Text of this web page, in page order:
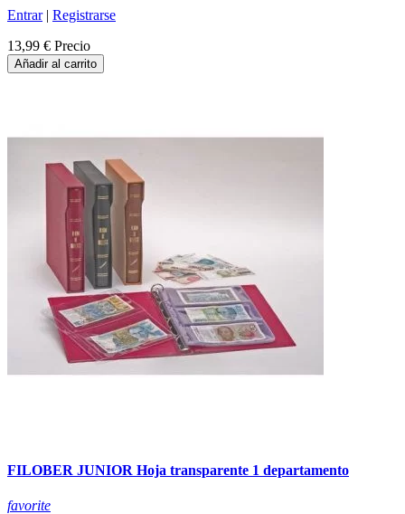
Entrar| Registrarse
13,99 € Precio
Añadir al carrito
FILOBER JUNIOR Hoja transparente 1 departamento
favorite